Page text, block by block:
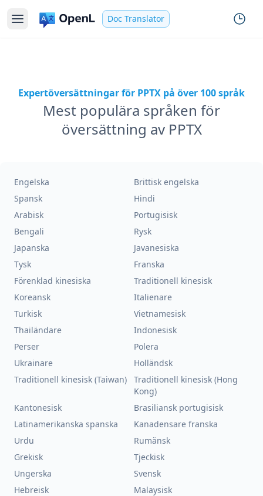
Doc Translator
Expertöversättningar för PPTX på över 100 språk
Mest populära språken för
översättning av PPTX
Engelska
Brittisk engelska
Spansk
Hindi
Arabisk
Portugisisk
Bengali
Rysk
Japanska
Javanesiska
Tysk
Franska
Förenklad kinesiska
Traditionell kinesisk
Koreansk
Italienare
Turkisk
Vietnamesisk
Thailändare
Indonesisk
Perser
Polera
Ukrainare
Holländsk
Traditionell kinesisk (Taiwan)
Traditionell kinesisk (Hong
Kong)
Kantonesisk
Brasiliansk portugisisk
Latinamerikanska spanska
Kanadensare franska
Urdu
Rumänsk
Grekisk
Tjeckisk
Ungerska
Svensk
Hebreisk
Malaysisk